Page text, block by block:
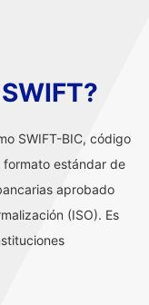
SWIFT-BIC, código
formato estándar de
aprobado
(ISO). Es